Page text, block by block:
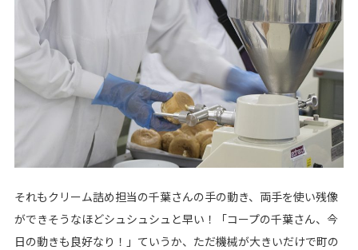
それもクリーム詰め担当の千葉さんの手の動き、両手を使い残像
ができそうなほどシュシュシュと早い！「コープの千葉さん、今
日の動きも良好なり！」ていうか、ただ機械が大きいだけで町の